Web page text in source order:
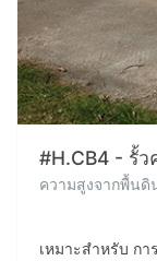
#H.CB4 - รั้
ความสูงจากพื้นดิ
เหมาะสำหรับ ก